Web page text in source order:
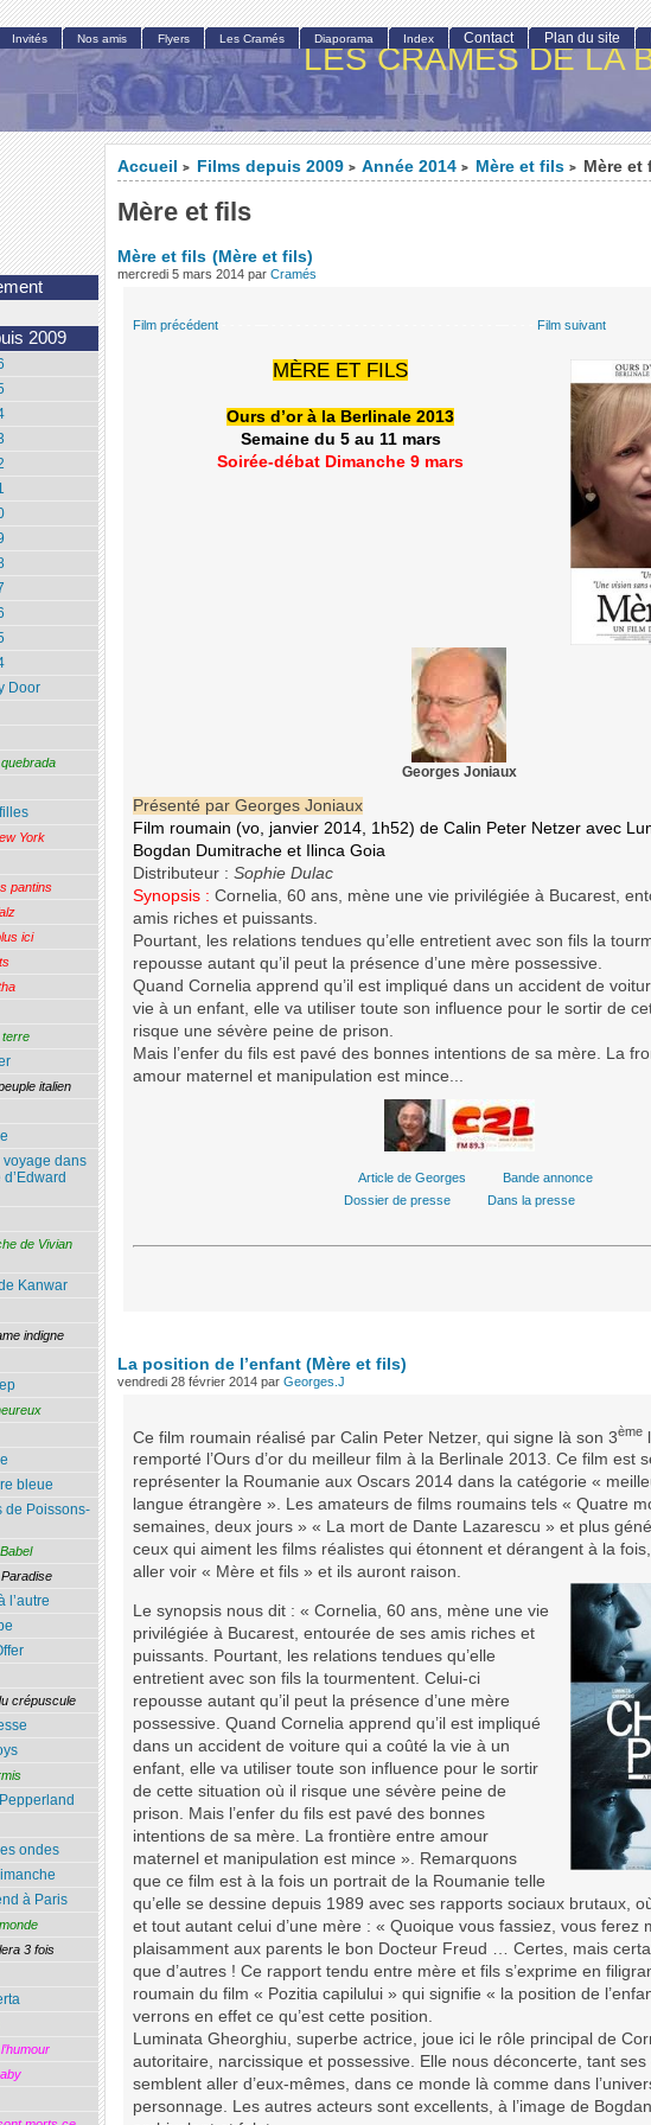
LES CRAMÉS DE LA
Accueil > Films depuis 2009 > Année 2014 > Mère et fils > Mère et
Mère et fils
Mère et fils (Mère et fils)
mercredi 5 mars 2014 par Cramés
Film précédent Film suivant
MÈRE ET FILS
Ours d’or à la Berlinale 2013
Semaine du 5 au 11 mars
Soirée-débat Dimanche 9 mars
Georges Joniaux
Présenté par Georges Joniaux
Film roumain (vo, janvier 2014, 1h52) de Calin Peter Netzer avec
Bogdan Dumitrache et Ilinca Goia
Distributeur : Sophie Dulac
Synopsis : Cornelia, 60 ans, mène une vie privilégiée à Bucarest,
amis riches et puissants.
Pourtant, les relations tendues qu’elle entretient avec son fils la
repousse autant qu’il peut la présence d’une mère possessive.
Quand Cornelia apprend qu’il est impliqué dans un accident de
vie à un enfant, elle va utiliser toute son influence pour le sortir de
risque une sévère peine de prison.
Mais l’enfer du fils est pavé des bonnes intentions de sa mère. La
amour maternel et manipulation est mince...
Article de Georges
Bande annonce
Dossier de presse
Dans la presse
La position de l’enfant (Mère et fils)
vendredi 28 février 2014 par Georges.J
Ce film roumain réalisé par Calin Peter Netzer, qui signe là son 3ème
remporté l’Ours d’or du meilleur film à la Berlinale 2013. Ce film est
représenter la Roumanie aux Oscars 2014 dans la catégorie «
langue étrangère ». Les amateurs de films roumains tels « Quatre
semaines, deux jours » « La mort de Dante Lazarescu » et plus
ceux qui aiment les films réalistes qui étonnent et dérangent à la
aller voir « Mère et fils » et ils auront raison.
Le synopsis nous dit : « Cornelia, 60 ans, mène une vie
privilégiée à Bucarest, entourée de ses amis riches et
puissants. Pourtant, les relations tendues qu’elle
entretient avec son fils la tourmentent. Celui-ci
repousse autant qu’il peut la présence d’une mère
possessive. Quand Cornelia apprend qu’il est impliqué
dans un accident de voiture qui a coûté la vie à un
enfant, elle va utiliser toute son influence pour le sortir
de cette situation où il risque une sévère peine de
prison. Mais l’enfer du fils est pavé des bonnes
intentions de sa mère. La frontière entre amour
maternel et manipulation est mince ». Remarquons
que ce film est à la fois un portrait de la Roumanie telle
qu’elle se dessine depuis 1989 avec ses rapports sociaux brutaux,
et tout autant celui d’une mère : « Quoique vous fassiez, vous ferez
plaisamment aux parents le bon Docteur Freud … Certes, mais
que d’autres ! Ce rapport tendu entre mère et fils s’exprime en
roumain du film « Pozitia capilului » qui signifie « la position de
verrons en effet ce qu’est cette position.
Luminata Gheorghiu, superbe actrice, joue ici le rôle principal de
autoritaire, narcissique et possessive. Elle nous déconcerte, tant ses
semblent aller d’eux-mêmes, dans ce monde là comme dans
personnage. Les autres acteurs sont excellents, à l’image de
Invités Nos amis Flyers Les Cramés Diaporama Index Contact Plan du site
2009
Door
York
pantins
ici
terre
italien
voyage dans
de Vivian
Kanwar
indigne
bleue
de Poissons-
l’autre
crépuscule
ondes
à Paris
3 fois